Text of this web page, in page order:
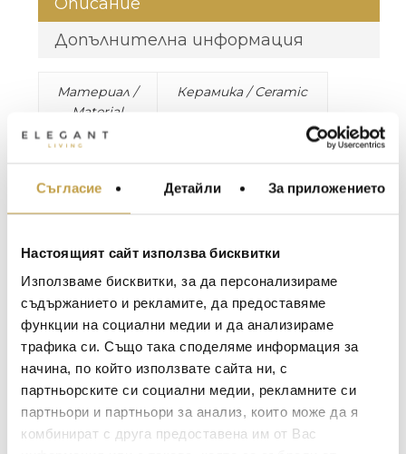
Съгласие Детайли За приложението
Настоящият сайт използва бисквитки
Използваме бисквитки, за да персонализираме
съдържанието и рекламите, да предоставяме
функции на социални медии и да анализираме
трафика си. Също така споделяме информация за
начина, по който използвате сайта ни, с
партньорските си социални медии, рекламните си
партньори и партньори за анализ, които може да я
комбинират с друга предоставена им от Вас
Допълнителна информация
Материал /
Material
Керамика / Ceramic
Цвят / Colour
Размери /
Dimension
H35, D9 cm
Тегло / Weight 0.56 kg
SEVEN е колекция от седем вази, които
представят седемте смъртни гряха.
Луксозна колекция с уникални детайли,
изключителен акцент във всеки декор.
Влюбете се и нека греховете ви понесат!
Дизайн на Byfly.
SEVEN is a collection of seven vases
МЕБЕЛИ ЗА ДОМА И
ЗА МАСАТА
ТЕКСТИЛ ЗА ДОМА
АРОМАТИ ЗА ДОМА
ИЗКУСТВО И КНИГИ
ВИСОК КЛАС
BACCARAT
TOM DIXON
MICHAEL ARAM
ASSOULINE
SELETTI